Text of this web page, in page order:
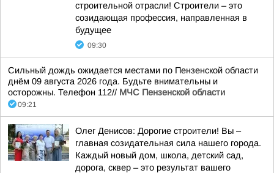
строительной отрасли! Строители – это
созидающая профессия, направленная в
будущее
09:30
Сильный дождь ожидается местами по Пензенской области
днём 09 августа 2026 года. Будьте внимательны и
осторожны. Телефон 112// МЧС Пензенской области
09:21
Олег Денисов: Дорогие строители! Вы –
главная созидательная сила нашего города.
Каждый новый дом, школа, детский сад,
дорога, сквер – это результат вашего